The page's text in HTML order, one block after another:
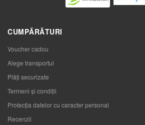
CUMPĂRĂTURI
Voucher cadou
Alege transportul
Plăți securizate
Termeni și condiții
Protecția datelor cu caracter personal
Recenzii